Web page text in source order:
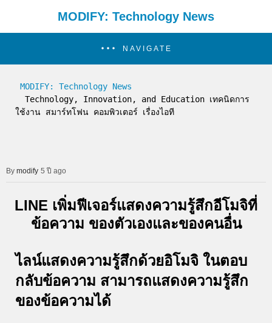
MODIFY: Technology News
NAVIGATE
MODIFY: Technology News
ใช้งาน สมาร์ทโฟน คอมพิวเตอร์ เรื่องไอที
modify 5 ปี ago
LINE เพิ่มฟีเจอร์แสดงความรู้สึกอีโมจิที่
ข้อความ ของตัวเองและของคนอื่น
ไลน์แสดงความรู้สึกด้วยอิโมจิ ในตอบ
กลับข้อความ สามารถแสดงความรู้สึก
ของข้อความได้